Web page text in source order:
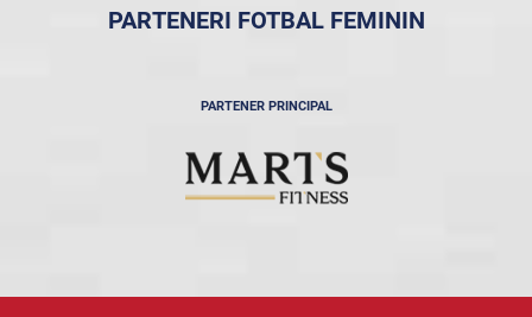
PARTENERI FOTBAL FEMININ
PARTENER PRINCIPAL